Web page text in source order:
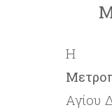
Η
Αγίου